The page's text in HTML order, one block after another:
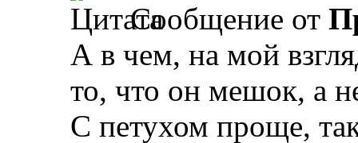
Сообщение от
А в чем, на мой
то, что он мешок, а
С петухом проще,